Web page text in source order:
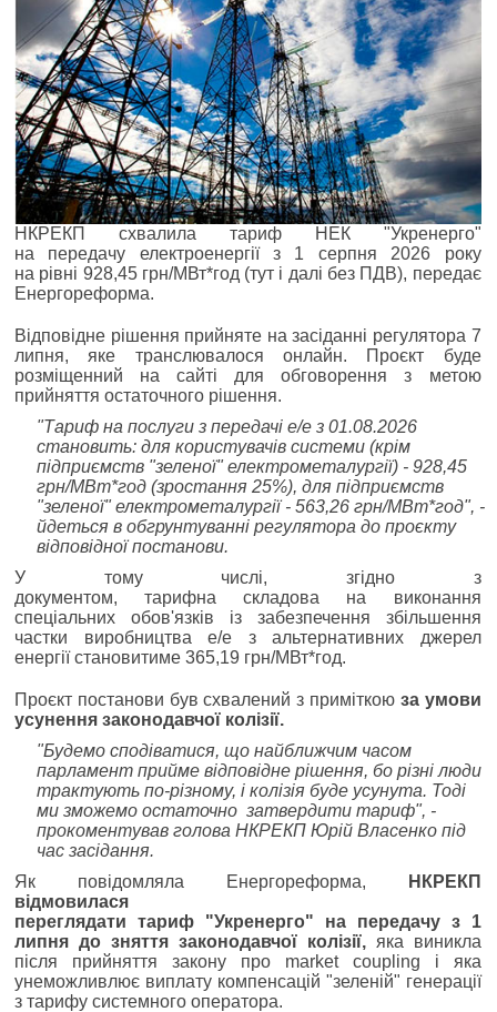
НКРЕКП схвалила тариф НЕК "Укренерго"
на передачу електроенергії з 1 серпня 2026 року
на рівні 928,45 грн/МВт*год (тут і далі без ПДВ), передає
Енергореформа.
Відповідне рішення прийняте на засіданні регулятора 7
липня, яке транслювалося онлайн. Проєкт буде
розміщенний на сайті для обговорення з метою
прийняття остаточного рішення.
"Тариф на послуги з передачі е/е з 01.08.2026
становить: для користувачів системи (крім
підприємств "зеленої" електрометалургії) - 928,45
грн/МВт*год (зростання 25%), для підприємств
"зеленої" електрометалургії - 563,26 грн/МВт*год", -
йдеться в обгрунтуванні регулятора до проєкту
відповідної постанови.
У тому числі, згідно з
документом, тарифна складова на виконання
спеціальних обов'язків із забезпечення збільшення
частки виробництва е/е з альтернативних джерел
енергії становитиме 365,19 грн/МВт*год.
Проєкт постанови був схвалений з приміткою за умови
усунення законодавчої колізії.
"Будемо сподіватися, що найближчим часом
парламент прийме відповідне рішення, бо різні люди
трактують по-різному, і колізія буде усунута. Тоді
ми зможемо остаточно затвердити тариф", -
прокоментував голова НКРЕКП Юрій Власенко під
час засідання.
Як повідомляла Енергореформа,
НКРЕКП
відмовилася
переглядати тариф "Укренерго" на передачу з 1
липня до зняття законодавчої колізії,яка виникла
після прийняття закону про market coupling і яка
унеможливлює виплату компенсацій "зеленій" генерації
з тарифу системного оператора.